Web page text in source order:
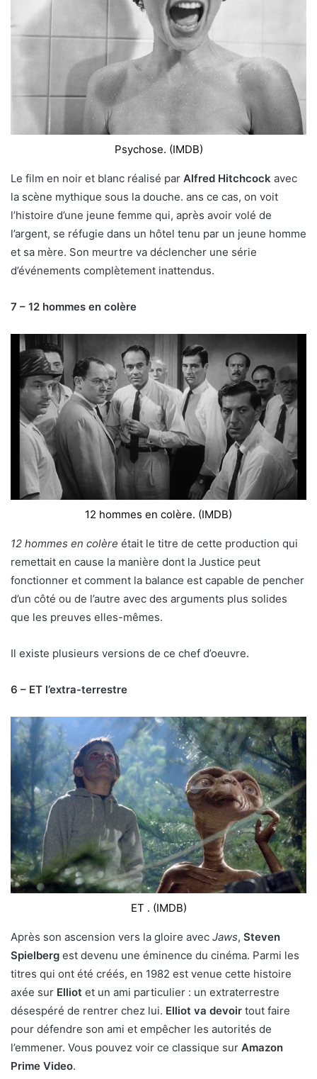
Psychose. (IMDB)
Le film en noir et blanc réalisé par Alfred Hitchcock avec
la scène mythique sous la douche. ans ce cas, on voit
l’histoire d’une jeune femme qui, après avoir volé de
l’argent, se réfugie dans un hôtel tenu par un jeune homme
et sa mère. Son meurtre va déclencher une série
d’événements complètement inattendus.
7 – 12 hommes en colère
12 hommes en colère. (IMDB)
12 hommes en colère était le titre de cette production qui
remettait en cause la manière dont la Justice peut
fonctionner et comment la balance est capable de pencher
d’un côté ou de l’autre avec des arguments plus solides
que les preuves elles-mêmes.
Il existe plusieurs versions de ce chef d’oeuvre.
6 – ET l’extra-terrestre
ET . (IMDB)
Après son ascension vers la gloire avec Jaws, Steven
Spielberg est devenu une éminence du cinéma. Parmi les
titres qui ont été créés, en 1982 est venue cette histoire
axée sur Elliot et un ami particulier : un extraterrestre
désespéré de rentrer chez lui. Elliot va devoir tout faire
pour défendre son ami et empêcher les autorités de
l’emmener. Vous pouvez voir ce classique sur Amazon
Prime Video.